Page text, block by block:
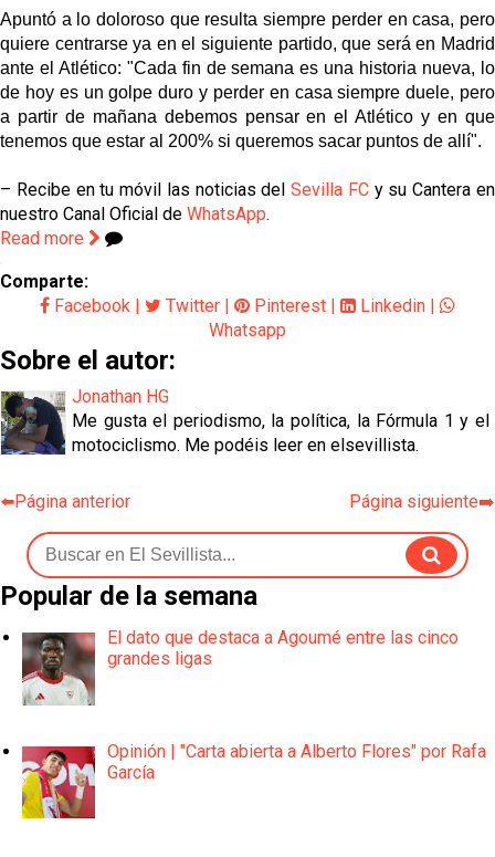
Apuntó a lo doloroso que resulta siempre perder en casa, pero
quiere centrarse ya en el siguiente partido, que será en Madrid
ante el Atlético: "Cada fin de semana es una historia nueva, lo
de hoy es un golpe duro y perder en casa siempre duele, pero
a partir de mañana debemos pensar en el Atlético y en que
tenemos que estar al 200% si queremos sacar puntos de allí".
– Recibe en tu móvil las noticias delSevilla FCy su Cantera en
nuestro Canal Oficial de WhatsApp.
Read more
Comparte:
Facebook | Twitter | Pinterest | Linkedin |
Whatsapp
Sobre el autor:
Jonathan HG
Me gusta el periodismo, la política, la Fórmula 1 y el
motociclismo. Me podéis leer en elsevillista.
⬅️Página anterior Página siguiente➡️
Popular de la semana
El dato que destaca a Agoumé entre las cinco
grandes ligas
Opinión | "Carta abierta a Alberto Flores" por Rafa
García